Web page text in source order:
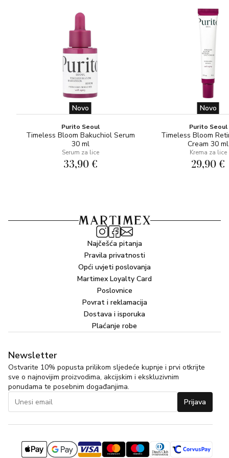
3. Upotrebljavajte ujutro i navečer.
sljedeći korak sustava Vitamin STEP-UP SYSTEM™.
Novo
Purito Seoul
Timeless Bloom Bakuchiol Serum
30 ml
Serum za lice
33,90 €
Novo
Purito Seoul
Timeless Bloom
Cream 30 ml
Krema za lice
29,90 €
Najčešća pitanja
Pravila privatnosti
Opći uvjeti poslovanja
Martimex Loyalty Card
Poslovnice
Povrat i reklamacija
Dostava i isporuka
Plaćanje robe
Newsletter
Ostvarite 10% popusta prilikom sljedeće kupnje i prvi otkrijte
sve o najnovijim proizvodima, akcijskim i ekskluzivnim
ponudama te posebnim događanjima.
Prijava